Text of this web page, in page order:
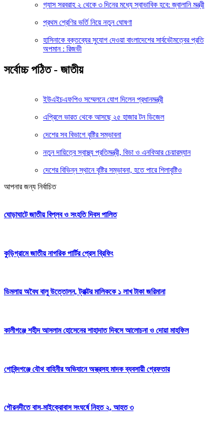
গ্যাস সরবরাহ ২ থেকে ৩ দিনের মধ্যে স্বাভাবিক হবে: জ্বালানি মন্ত্রী
প্রথম শ্রেণির ভর্তি নিয়ে নতুন ঘোষণা
হাসিনাকে বক্তব্যের সুযোগ দেওয়া বাংলাদেশের সার্বভৌমত্বের প্রতি
অপমান : রিজভী
সর্বোচ্চ পঠিত - জাতীয়
ইউএইচএফপিও সম্মেলনে যোগ দিলেন প্রধানমন্ত্রী
এপ্রিলে ভারত থেকে আসছে ২৫ হাজার টন ডিজেল
দেশের সব বিভাগে বৃষ্টির সম্ভাবনা
নতুন দায়িত্বে স্বাস্থ্য প্রতিমন্ত্রী, বিডা ও এনবিআর চেয়ারম্যান
দেশের বিভিন্ন স্থানে বৃষ্টির সম্ভাবনা, হতে পারে শিলাবৃষ্টিও
আপনার জন্য নির্বাচিত
ঘোড়াঘাটে জাতীয় বিপ্লব ও সংহতি দিবস পালিত
কুড়িগ্রামে জাতীয় নাগরিক পার্টির প্রেস ব্রিফিং
ডিমলায় অবৈধ বালু উত্তোলন, ট্রাক্টর মালিককে ১ লাখ টাকা জরিমানা
কালীগঞ্জে শহীদ আসলাম হোসেনের শাহাদাত দিবসে আলোচনা ও দোয়া মাহফিল
গোবিন্দগঞ্জে যৌথ বাহিনীর অভিযানে অস্ত্রসহ মাদক ব্যবসায়ী গ্রেফতার
গৌরনদীতে বাস-মাইক্রোবাস সংঘর্ষে নিহত ২, আহত ৩